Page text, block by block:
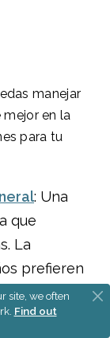
manejar
en la
para tu
: Una
que
La
prefieren
general.
site, we often
Find out